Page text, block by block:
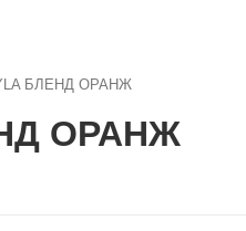
БЛЕНД ОРАНЖ
ОРАНЖ